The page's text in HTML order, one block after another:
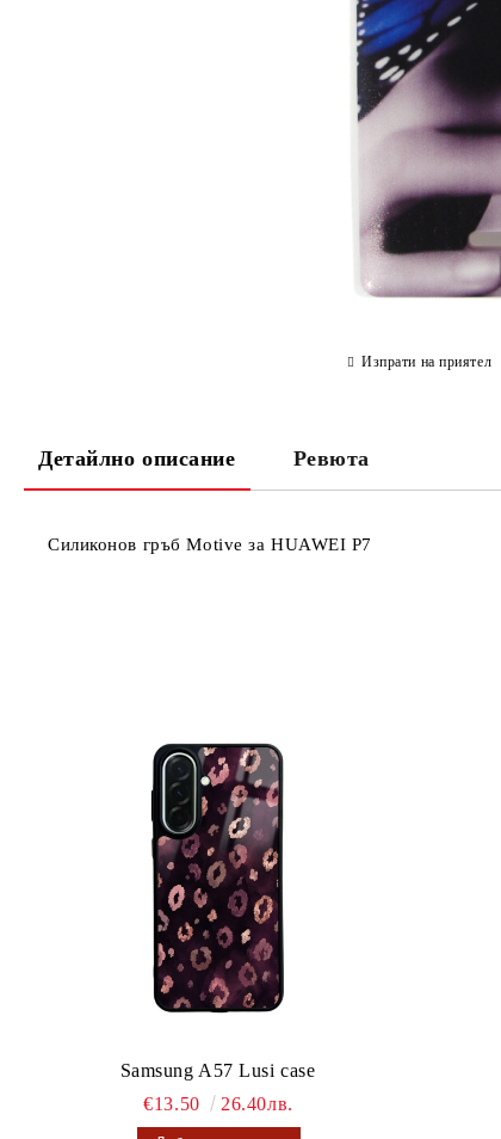
Изпрати на приятел
Детайлно описание Ревюта
Силиконов гръб Motive за HUAWEI P7
Samsung A57 Lusi case
€13.50
26.40лв.